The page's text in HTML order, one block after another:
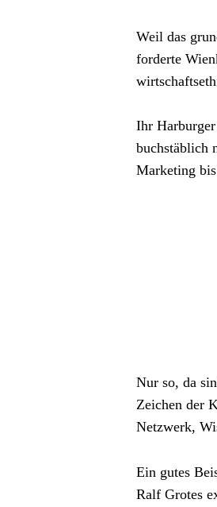
Weil das
forderte
Ihr
buchstäblich
Marketing
Nur so, da
Zeichen der
Netzwerk,
Ein gutes
Ralf Grotes